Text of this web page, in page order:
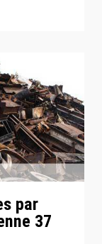
par
37